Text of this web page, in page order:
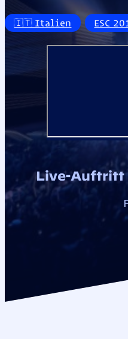
🇮🇹 Italien ESC
Live-Auftritt